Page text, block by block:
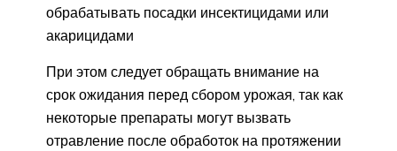
обрабатывать посадки инсектицидами или
акарицидами
При этом следует обращать внимание на
срок ожидания перед сбором урожая, так как
некоторые препараты могут вызвать
отравление после обработок на протяжении